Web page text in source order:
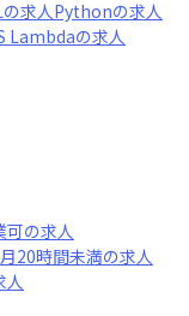
の求人Pythonの求人
Lambdaの求人
可の求人
20時間未満の求人
人